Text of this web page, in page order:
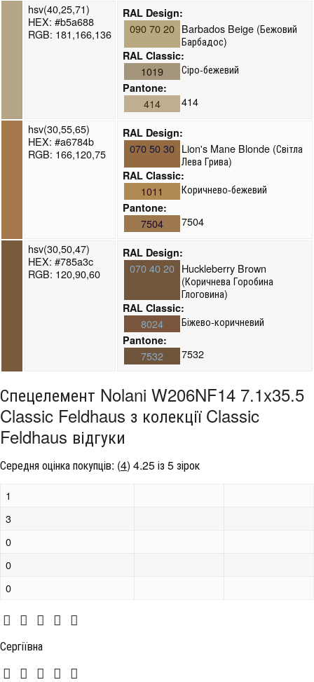
hsv(40,25,71)
HEX: #b5a688
RGB: 181,166,136
RAL Design:
090 70 20 Barbados Beige (Бежовий
Барбадос)
RAL Classic:
1019 Сіро-бежевий
Pantone:
414
414
hsv(30,55,65)
HEX: #a6784b
RGB: 166,120,75
RAL Design:
070 50 30 Lion's Mane Blonde (Світла
Лева Грива)
RAL Classic:
1011 Коричнево-бежевий
Pantone:
7504
7504
hsv(30,50,47)
HEX: #785a3c
RGB: 120,90,60
RAL Design:
070 40 20 Huckleberry Brown
(Коричнева Горобина
Глоговина)
RAL Classic:
8024 Біжево-коричневий
Pantone:
7532 7532
Спецелемент Nolani W206NF14 7.1x35.5
Classic Feldhaus з колекції Classic
Feldhaus відгуки
Середня оцінка покупців: (4) 4.25 із 5 зірок
1
3
0
0
0
Сергіївна